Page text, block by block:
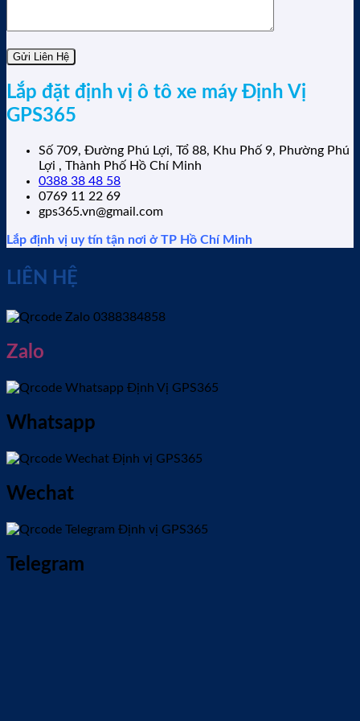
Lắp đặt định vị ô tô xe máy Định Vị
GPS365
Số 709, Đường Phú Lợi, Tổ 88, Khu Phố 9, Phường Phú
Lợi , Thành Phố Hồ Chí Minh
0388 38 48 58
0769 11 22 69
gps365.vn@gmail.com
Lắp định vị uy tín tận nơi ở TP Hồ Chí Minh
LIÊN HỆ
Zalo
Whatsapp
Wechat
Telegram